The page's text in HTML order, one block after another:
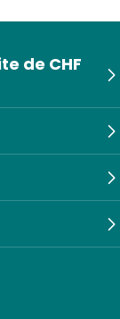
de CHF